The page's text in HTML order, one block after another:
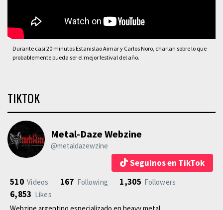
Durante casi 20 minutos Estanislao Aimar y Carlos Noro, charlan sobre lo que
probablemente pueda ser el mejor festival del año.
TIKTOK
Metal-Daze Webzine
@metaldazewzine
Seguinos en TikTok
510 Videos 167 Following 1,305 Followers
6,853 Likes